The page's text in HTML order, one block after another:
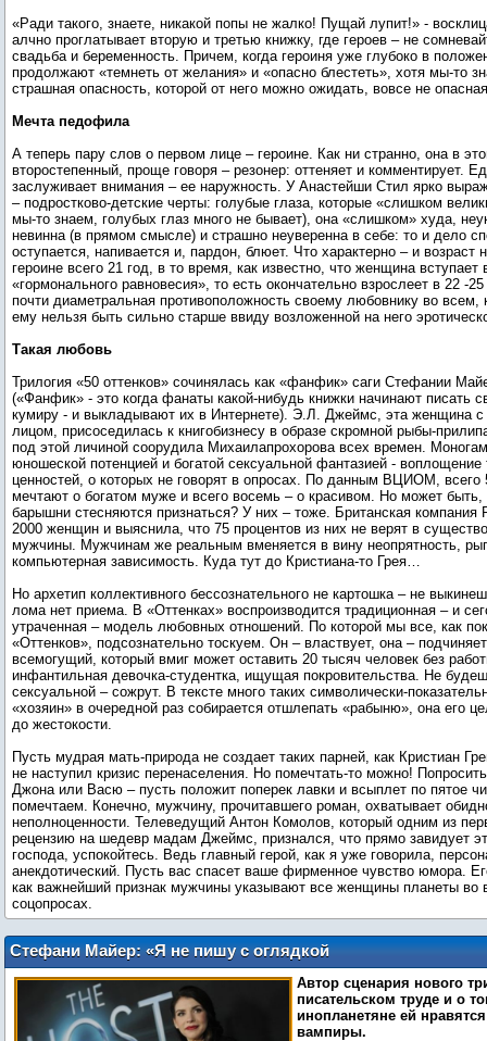
«Ради такого, знаете, никакой попы не жалко! Пущай лупит!» -
алчно проглатывает вторую и третью книжку, где героев – не
свадьба и беременность. Причем, когда героиня уже глубоко в
продолжают «темнеть от желания» и «опасно блестеть», хотя мы-то
страшная опасность, которой от него можно ожидать, вовсе не
Мечта педофила
А теперь пару слов о первом лице – героине. Как ни странно, она в
второстепенный, проще говоря – резонер: оттеняет и комментирует.
заслуживает внимания – ее наружность. У Анастейши Стил ярко
– подростково-детские черты: голубые глаза, которые «слишком
мы-то знаем, голубых глаз много не бывает), она «слишком» худа,
невинна (в прямом смысле) и страшно неуверенна в себе: то и дело
оступается, напивается и, пардон, блюет. Что характерно – и возраст
героине всего 21 год, в то время, как известно, что женщина вступает
«гормонального равновесия», то есть окончательно взрослеет в 22 -
почти диаметральная противоположность своему любовнику во всем,
ему нельзя быть сильно старше ввиду возложенной на него
Такая любовь
Трилогия «50 оттенков» сочинялась как «фанфик» саги Стефании
(«Фанфик» - это когда фанаты какой-нибудь книжки начинают писать
кумиру - и выкладывают их в Интернете). Э.Л. Джеймс, эта женщина с
лицом, присоседилась к книгобизнесу в образе скромной рыбы-
под этой личиной соорудила Михаилапрохорова всех времен.
юношеской потенцией и богатой сексуальной фантазией - воплощение
ценностей, о которых не говорят в опросах. По данным ВЦИОМ,
мечтают о богатом муже и всего восемь – о красивом. Но может быть,
барышни стесняются признаться? У них – тоже. Британская компания
2000 женщин и выяснила, что 75 процентов из них не верят в
мужчины. Мужчинам же реальным вменяется в вину неопрятность,
компьютерная зависимость. Куда тут до Кристиана-то Грея…
Но архетип коллективного бессознательного не картошка – не
лома нет приема. В «Оттенках» воспроизводится традиционная – и
утраченная – модель любовных отношений. По которой мы все, как
«Оттенков», подсознательно тоскуем. Он – властвует, она –
всемогущий, который вмиг может оставить 20 тысяч человек без
инфантильная девочка-студентка, ищущая покровительства. Не
сексуальной – сожрут. В тексте много таких символически-
«хозяин» в очередной раз собирается отшлепать «рабыню», она его
до жестокости.
Пусть мудрая мать-природа не создает таких парней, как Кристиан
не наступил кризис перенаселения. Но помечтать-то можно!
Джона или Васю – пусть положит поперек лавки и всыплет по пятое
помечтаем. Конечно, мужчину, прочитавшего роман, охватывает
неполноценности. Телеведущий Антон Комолов, который одним из
рецензию на шедевр мадам Джеймс, признался, что прямо завидует
господа, успокойтесь. Ведь главный герой, как я уже говорила,
анекдотический. Пусть вас спасет ваше фирменное чувство юмора.
как важнейший признак мужчины указывают все женщины планеты во
соцопросах.
Стефани Майер: «Я не пишу с оглядкой
на видеокамеру»
Автор сценария нового
писательском труде и о
инопланетяне ей
вампиры.